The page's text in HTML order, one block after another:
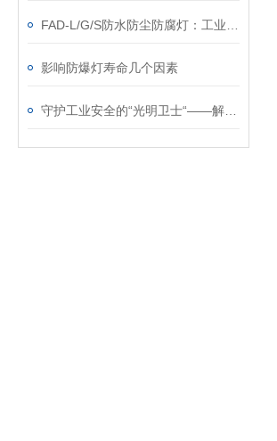
影响防爆灯寿命几个因素